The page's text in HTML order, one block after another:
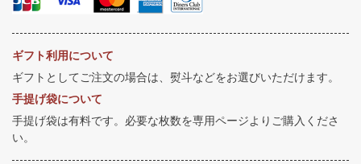
ギフト利用について
ギフトとしてご注文の場合は、熨斗などをお選びいただけます。
手提げ袋について
手提げ袋は有料です。必要な枚数を専用ページよりご購入くださ
い。